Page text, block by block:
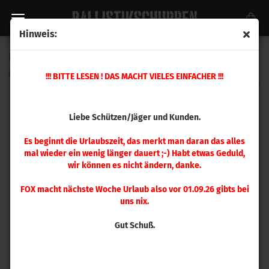
Hinweis:
!!! BITTE LESEN ! DAS MACHT VIELES EINFACHER !!!
Liebe Schützen/Jäger und Kunden.
Es beginnt die Urlaubszeit, das merkt man daran das alles
mal wieder ein wenig länger dauert ;-) Habt etwas Geduld,
wir können es nicht ändern, danke.
FOX macht nächste Woche Urlaub also vor 01.09.26 gibts bei
uns nix.
Gut Schuß.
546393)